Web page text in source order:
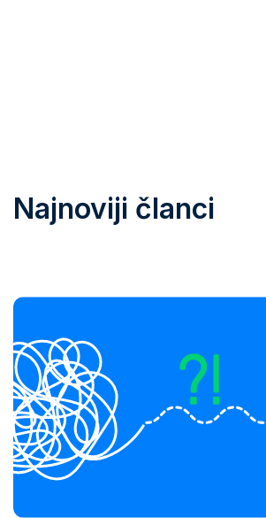
Najnoviji članci